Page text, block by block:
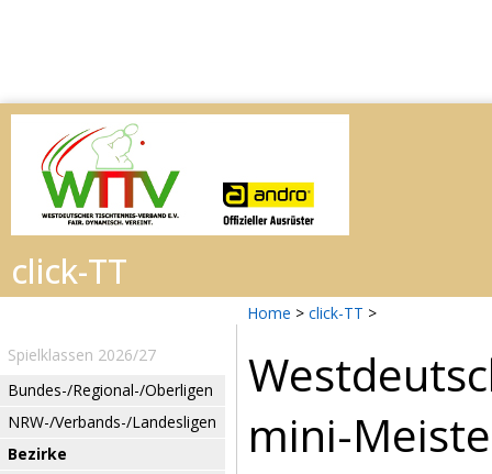
Home > click-TT >
Spielklassen 2026/27
Bundes-/Regional-/Oberligen
NRW-/Verbands-/Landesligen
Bezirke
mini-